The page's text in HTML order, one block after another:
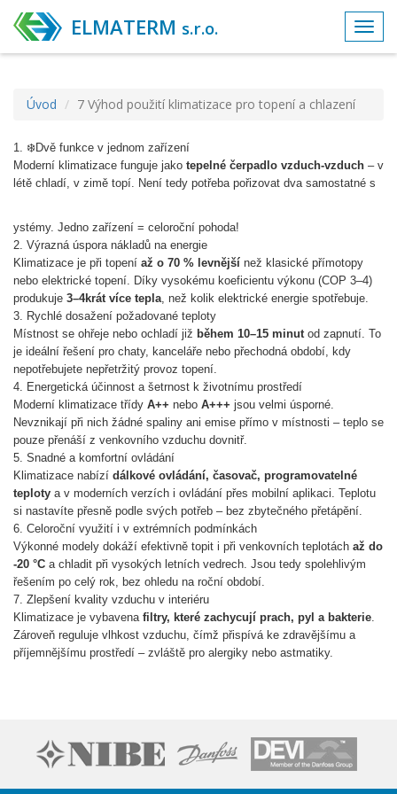
ELMATERM s.r.o.
Úvod 7 Výhod použití klimatizace pro topení a chlazení
1. ❄️Dvě funkce v jednom zařízení
Moderní klimatizace funguje jako tepelné čerpadlo vzduch-vzduch – v
létě chladí, v zimě topí. Není tedy potřeba pořizovat dva samostatné s
ystémy. Jedno zařízení = celoroční pohoda!
2. Výrazná úspora nákladů na energie
Klimatizace je při topení až o 70 % levnější než klasické přímotopy
nebo elektrické topení. Díky vysokému koeficientu výkonu (COP 3–4)
produkuje 3–4krát více tepla, než kolik elektrické energie spotřebuje.
3. Rychlé dosažení požadované teploty
Místnost se ohřeje nebo ochladí již během 10–15 minutod zapnutí. To
je ideální řešení pro chaty, kancel áře nebo přechodná období, kdy
nepotřebujete nepřetržitý provoz topení.
4. Energetická účinnost a šetrnost k životnímu prostředí
Moderní klimatizace třídy A++ nebo A+++ jsou velmi úsporné.
Nevznikají při nich žádné spaliny ani emise přímo v místnosti – teplo se
pouze přenáší z venkovního vzduchu dovnitř.
5. Snadné a komfortní ovládání
Klimatizace nabízí dálkové ovládání, časovač, programovatelné
teploty a v moderních verzích i ovládání přes mobilní aplikaci. Teplotu
si nastavíte přesně podle svých potřeb – bez zbytečného přetápění.
6. Celoroční využití i v extrémních podmínkách
Výkonné modely dokáží efektivně topit i při venkovních teplotách až do
-20 °C a chladit při vysokých letních vedrech. Jsou tedy spolehlivým
řešením po celý rok, bez ohledu na roční období.
7. Zlepšení kvality vzduchu v interiéru
Klimatizace je vybavena filtry, které zachycují prach, pyl a bakterie.
Zároveň reguluje vlhkost vzduchu, čímž přispívá ke zdravějšímu a
příjemnějšímu prostředí – zvláště pro alergiky nebo astmatiky.